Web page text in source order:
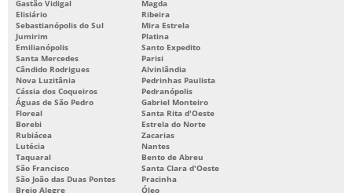
Gastão Vidigal
Magda
Elisiário
Ribeira
Sebastianópolis do Sul
Mira Estrela
Jumirim
Platina
Emilianópolis
Santo Expedito
Santa Mercedes
Parisi
Cândido Rodrigues
Alvinlândia
Nova Luzitânia
Pedrinhas Paulista
Cássia dos Coqueiros
Pedranópolis
Águas de São Pedro
Gabriel Monteiro
Floreal
Santa Rita d'Oeste
Borebi
Estrela do Norte
Rubiácea
Zacarias
Lutécia
Nantes
Taquaral
Bento de Abreu
São Francisco
Santa Clara d'Oeste
São João das Duas Pontes
Pracinha
Brejo Alegre
Óleo